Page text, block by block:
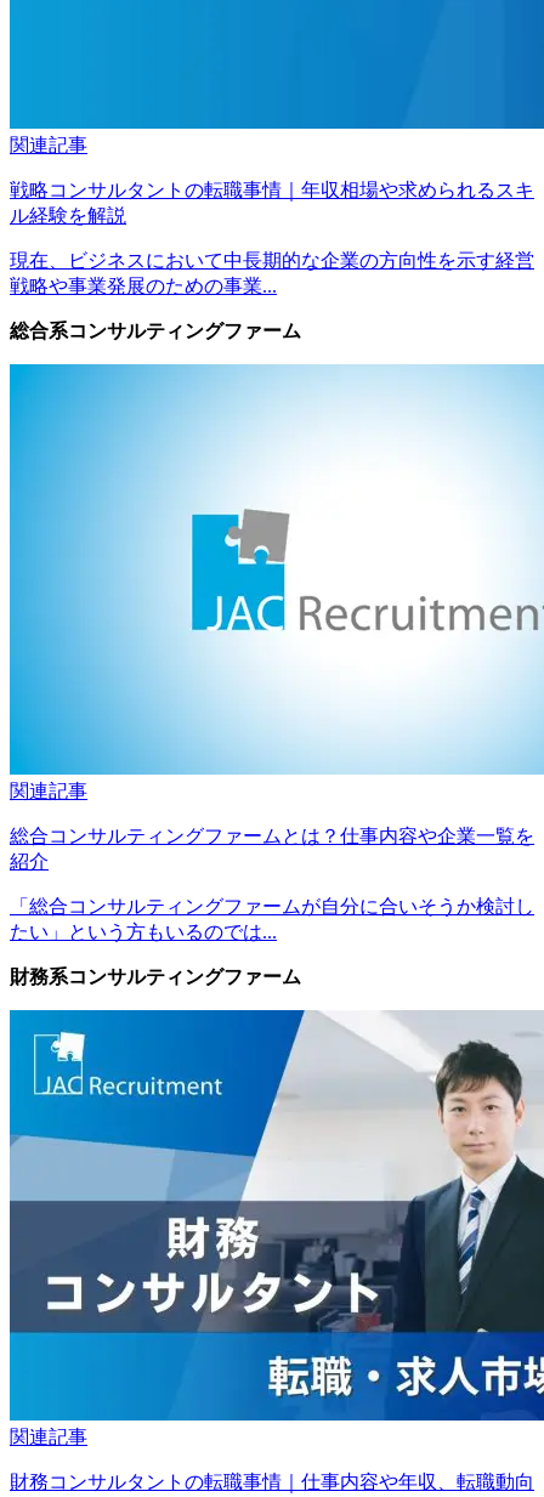
関連記事
戦略コンサルタントの転職事情｜年収相場や求められるスキ
ル経験を解説
現在、ビジネスにおいて中長期的な企業の方向性を示す経営
戦略や事業発展のための事業...
総合系コンサルティングファーム
関連記事
総合コンサルティングファームとは？仕事内容や企業一覧を
紹介
「総合コンサルティングファームが自分に合いそうか検討し
たい」という方もいるのでは...
財務系コンサルティングファーム
関連記事
財務コンサルタントの転職事情｜仕事内容や年収、転職動向